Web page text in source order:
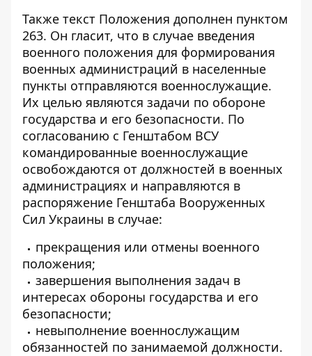
Также текст Положения дополнен пунктом
263. Он гласит, что в случае введения
военного положения для формирования
военных администраций в населенные
пункты отправляются военнослужащие.
Их целью являются задачи по обороне
государства и его безопасности. По
согласованию с Генштабом ВСУ
командированные военнослужащие
освобождаются от должностей в военных
администрациях и направляются в
распоряжение Генштаба Вооруженных
Сил Украины в случае:
прекращения или отмены военного
положения;
завершения выполнения задач в
интересах обороны государства и его
безопасности;
невыполнение военнослужащим
обязанностей по занимаемой должности.